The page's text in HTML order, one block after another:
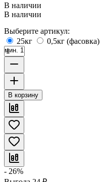
В наличии
В наличии
Выберите артикул:
25кг
0,5кг (фасовка)
мин. 1
В корзину
- 26%